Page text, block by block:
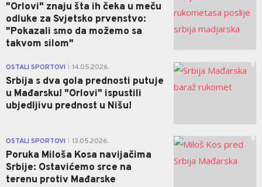
"Orlovi" znaju šta ih čeka u meču
odluke za Svjetsko prvenstvo:
"Pokazali smo da možemo sa
takvom silom"
OSTALI SPORTOVI 14.05.2026.
Srbija s dva gola prednosti putuje
u Mađarsku! "Orlovi" ispustili
ubjedljivu prednost u Nišu!
0
OSTALI SPORTOVI 13.05.2026.
Poruka Miloša Kosa navijačima
Srbije: Ostavićemo srce na
terenu protiv Mađarske
0